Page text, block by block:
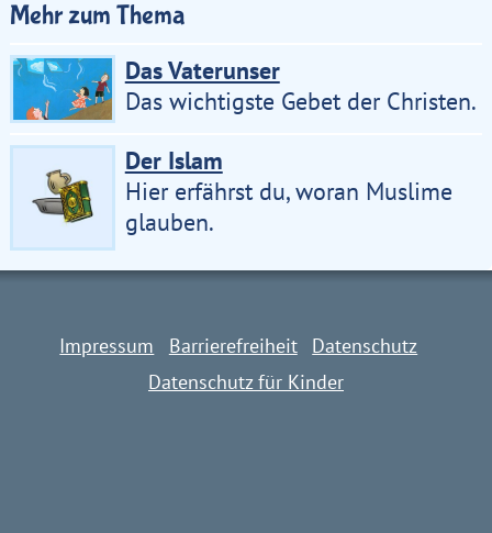
Mehr zum Thema
Das Vaterunser
Das wichtigste Gebet der Christen.
Der Islam
Hier erfährst du, woran Muslime
glauben.
Impressum Barrierefreiheit
Datenschutz
Datenschutz für Kinder
Impressum Barrierefreiheit
Datenschutz
Datenschutz für Kinder